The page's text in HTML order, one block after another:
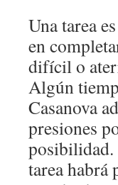
Una tarea
en
difícil o
Algún
Casanova
presiones
posibilidad.
tarea habrá